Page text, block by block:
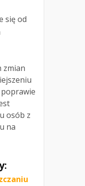
się od
zmian
osób z
na